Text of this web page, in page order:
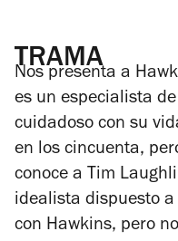
TRAMA
Nos presenta a
es un especialista
cuidadoso con su
en los cincuenta,
conoce a Tim
idealista dispuesto
con Hawkins, pero